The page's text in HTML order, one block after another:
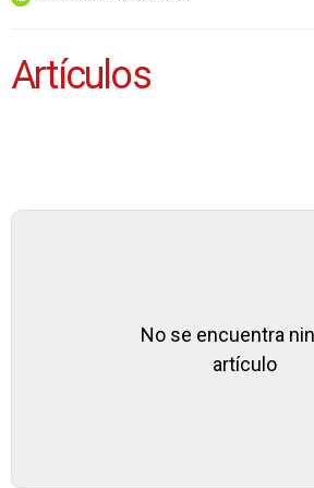
Artículos
No se encuentra
artículo